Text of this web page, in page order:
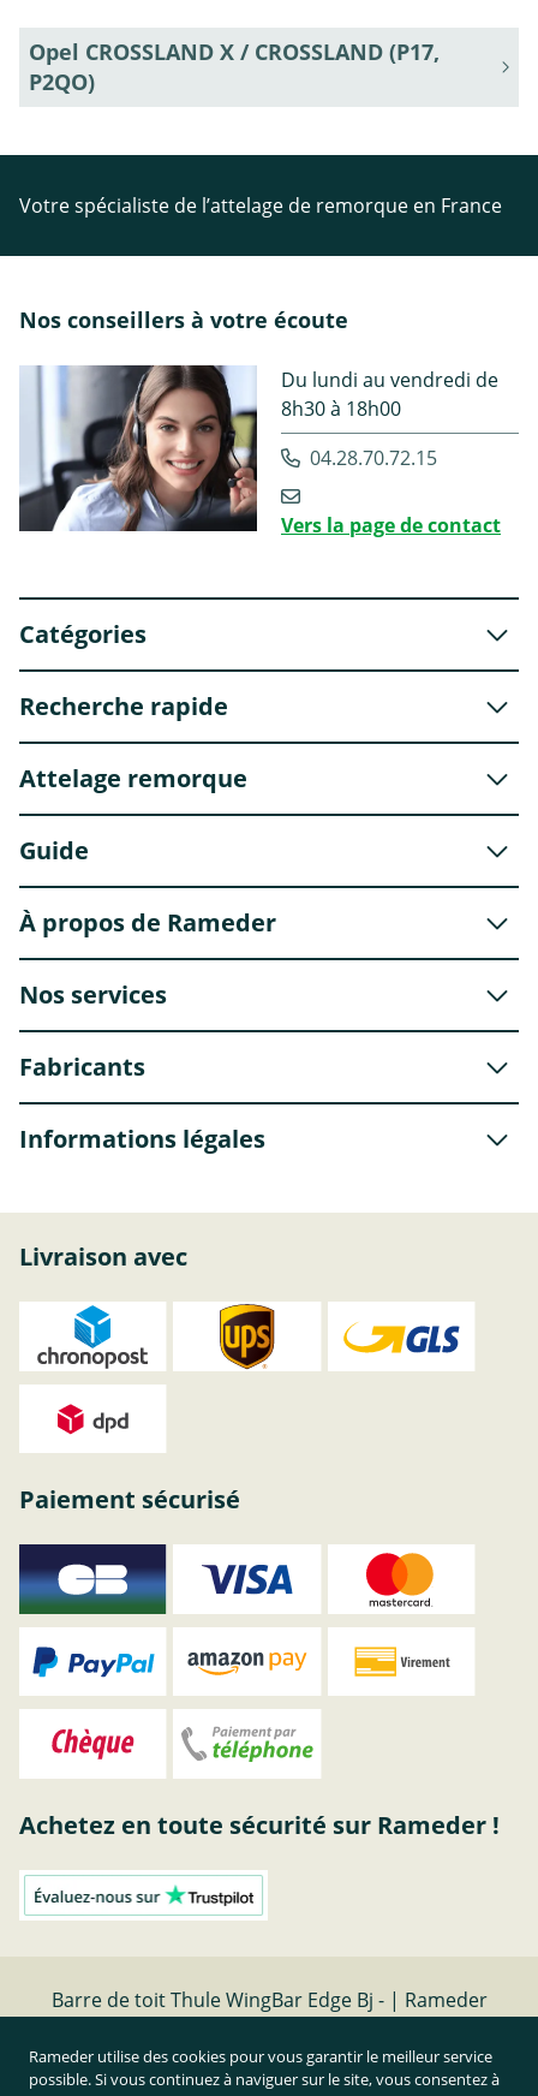
Opel CROSSLAND X / CROSSLAND (P17,
P2QO)
Votre spécialiste de l’attelage de remorque en France
Nos conseillers à votre écoute
Du lundi au vendredi de
8h30 à 18h00
04.28.70.72.15
Vers la page de contact
Catégories
Recherche rapide
Attelage remorque
Guide
À propos de Rameder
Nos services
Fabricants
Informations légales
Livraison avec
Paiement sécurisé
Achetez en toute sécurité sur Rameder !
Barre de toit Thule WingBar Edge Bj - | Rameder
Rameder utilise des cookies pour vous garantir le meilleur service
possible. Si vous continuez à naviguer sur le site, vous consentez à